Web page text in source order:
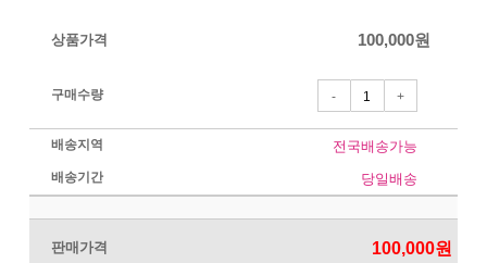
상품가격 100,000원
구매수량 - +
배송지역 전국배송가능
배송기간 당일배송
판매가격 100,000원